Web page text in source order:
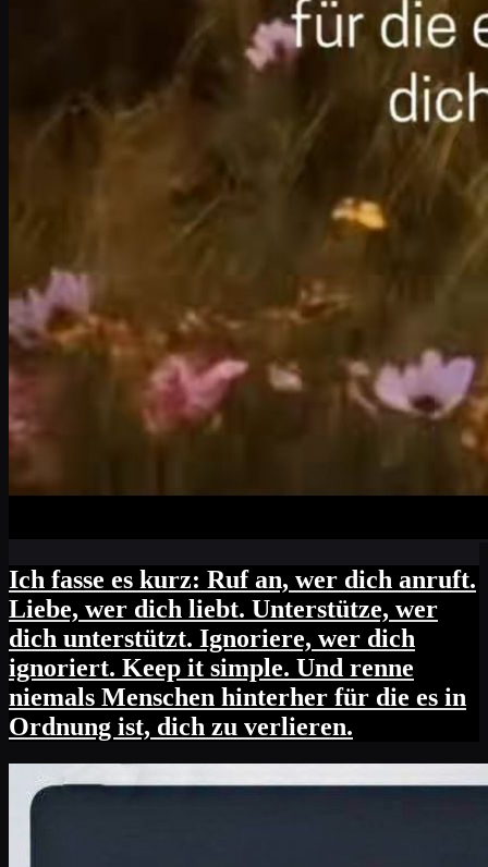
Ich fasse es kurz: Ruf an, wer dich anruft.
Liebe, wer dich liebt. Unterstütze, wer
dich unterstützt. Ignoriere, wer dich
ignoriert. Keep it simple. Und renne
niemals Menschen hinterher für die es in
Ordnung ist, dich zu verlieren.